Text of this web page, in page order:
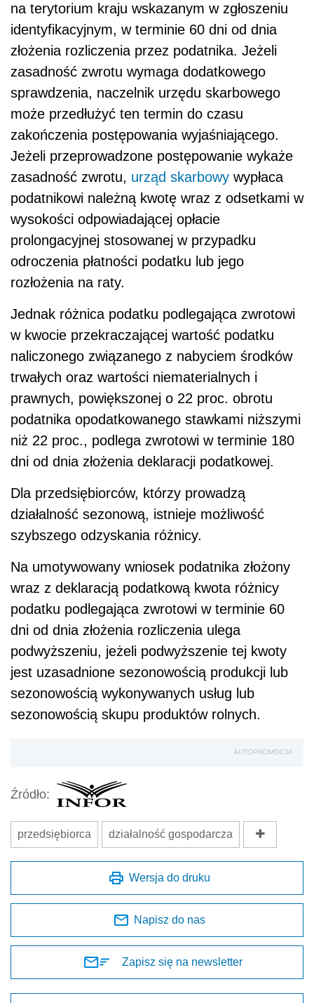
na terytorium kraju wskazanym w zgłoszeniu
identyfikacyjnym, w terminie 60 dni od dnia
złożenia rozliczenia przez podatnika. Jeżeli
zasadność zwrotu wymaga dodatkowego
sprawdzenia, naczelnik urzędu skarbowego
może przedłużyć ten termin do czasu
zakończenia postępowania wyjaśniającego.
Jeżeli przeprowadzone postępowanie wykaże
zasadność zwrotu, urząd skarbowy wypłaca
podatnikowi należną kwotę wraz z odsetkami w
wysokości odpowiadającej opłacie
prolongacyjnej stosowanej w przypadku
odroczenia płatności podatku lub jego
rozłożenia na raty.
Jednak różnica podatku podlegająca zwrotowi
w kwocie przekraczającej wartość podatku
naliczonego związanego z nabyciem środków
trwałych oraz wartości niematerialnych i
prawnych, powiększonej o 22 proc. obrotu
podatnika opodatkowanego stawkami niższymi
niż 22 proc., podlega zwrotowi w terminie 180
dni od dnia złożenia deklaracji podatkowej.
Dla przedsiębiorców, którzy prowadzą
działalność sezonową, istnieje możliwość
szybszego odzyskania różnicy.
Na umotywowany wniosek podatnika złożony
wraz z deklaracją podatkową kwota różnicy
podatku podlegająca zwrotowi w terminie 60
dni od dnia złożenia rozliczenia ulega
podwyższeniu, jeżeli podwyższenie tej kwoty
jest uzasadnione sezonowością produkcji lub
sezonowością wykonywanych usług lub
sezonowością skupu produktów rolnych.
AUTOPROMOCJA
Źródło:
przedsiębiorca działalność gospodarcza
Wersja do druku
Napisz do nas
Zapisz się na newsletter